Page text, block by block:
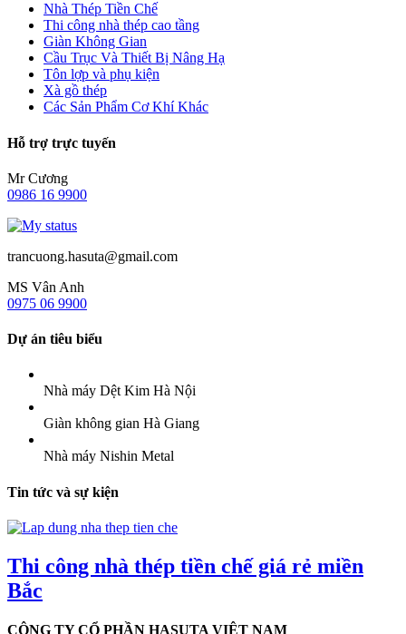
Nhà Thép Tiền Chế
Thi công nhà thép cao tầng
Giàn Không Gian
Cầu Trục Và Thiết Bị Nâng Hạ
Tôn lợp và phụ kiện
Xà gồ thép
Các Sản Phẩm Cơ Khí Khác
Hỗ trợ trực tuyến
Mr Cương
0986 16 9900
trancuong.hasuta@gmail.com
MS Vân Anh
0975 06 9900
Dự án tiêu biểu
Nhà máy Dệt Kim Hà Nội
Giàn không gian Hà Giang
Nhà máy Nishin Metal
Tin tức và sự kiện
Thi công nhà thép tiền chế giá rẻ miền
Bắc
CÔNG TY CỔ PHẦN HASUTA VIỆT NAM